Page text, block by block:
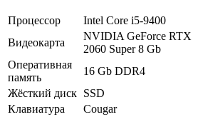
Процессор Intel Core i5-9400
Видеокарта
NVIDIA GeForce RTX
2060 Super 8 Gb
Оперативная
память
16 Gb DDR4
Жёсткий диск SSD
Клавиатура
Cougar